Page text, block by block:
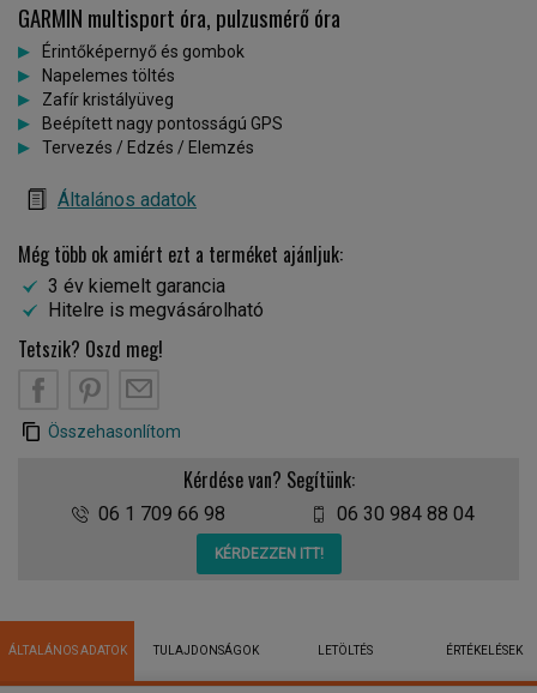
GARMIN multisport óra, pulzusmérő óra
Érintőképernyő és gombok
Napelemes töltés
Zafír kristályüveg
Beépített nagy pontosságú GPS
Tervezés / Edzés / Elemzés
Általános adatok
Még több ok amiért ezt a terméket ajánljuk:
3 év kiemelt garancia
Hitelre is megvásárolható
Tetszik? Oszd meg!
Összehasonlítom
Kérdése van? Segítünk:
06 1 709 66 98 06 30 984 88 04
KÉRDEZZEN ITT!
ÁLTALÁNOS ADATOK TULAJDONSÁGOK LETÖLTÉS ÉRTÉKELÉSEK